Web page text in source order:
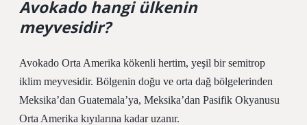
Avokado hangi ülkenin
meyvesidir?
Avokado Orta Amerika kökenli hertim, yeşil bir semitrop
iklim meyvesidir. Bölgenin doğu ve orta dağ bölgelerinden
Meksika’dan Guatemala’ya, Meksika’dan Pasifik Okyanusu
Orta Amerika kıyılarına kadar uzanır.